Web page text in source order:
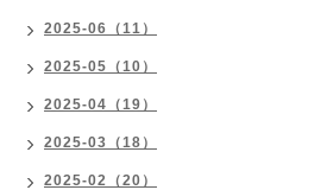
2025-06（11）
2025-05（10）
2025-04（19）
2025-03（18）
2025-02（20）